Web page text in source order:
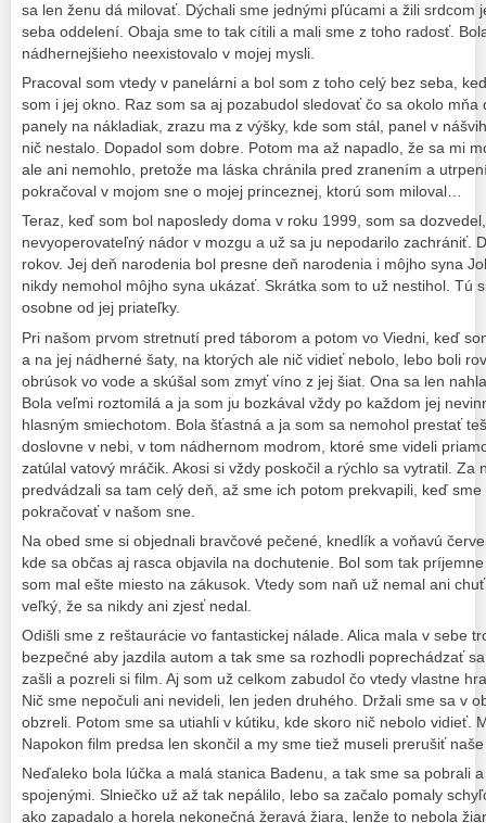
sa len ženu dá milovať. Dýchali sme jednými pľúcami a žili srdcom
seba oddelení. Obaja sme to tak cítili a mali sme z toho radosť.
nádhernejšieho neexistovalo v mojej mysli.
Pracoval som vtedy v panelárni a bol som z toho celý bez seba,
som i jej okno. Raz som sa aj pozabudol sledovať čo sa okolo mňa
panely na nákladiak, zrazu ma z výšky, kde som stál, panel v
nič nestalo. Dopadol som dobre. Potom ma až napadlo, že sa mi
ale ani nemohlo, pretože ma láska chránila pred zranením a
pokračoval v mojom sne o mojej princeznej, ktorú som miloval…
Teraz, keď som bol naposledy doma v roku 1999, som sa
nevyoperovateľný nádor v mozgu a už sa ju nepodarilo zachrániť.
rokov. Jej deň narodenia bol presne deň narodenia i môjho syna
nikdy nemohol môjho syna ukázať. Skrátka som to už nestihol. Tú
osobne od jej priateľky.
Pri našom prvom stretnutí pred táborom a potom vo Viedni, keď
a na jej nádherné šaty, na ktorých ale nič vidieť nebolo, lebo boli
obrúsok vo vode a skúšal som zmyť víno z jej šiat. Ona sa len
Bola veľmi roztomilá a ja som ju bozkával vždy po každom jej
hlasným smiechotom. Bola šťastná a ja som sa nemohol prestať
doslovne v nebi, v tom nádhernom modrom, ktoré sme videli
zatúlal vatový mráčik. Akosi si vždy poskočil a rýchlo sa vytratil.
predvádzali sa tam celý deň, až sme ich potom prekvapili, keď
pokračovať v našom sne.
Na obed sme si objednali bravčové pečené, knedlík a voňavú
kde sa občas aj rasca objavila na dochutenie. Bol som tak
som mal ešte miesto na zákusok. Vtedy som naň už nemal ani
veľký, že sa nikdy ani zjesť nedal.
Odišli sme z reštaurácie vo fantastickej nálade. Alica mala v sebe
bezpečné aby jazdila autom a tak sme sa rozhodli poprechádzať
zašli a pozreli si film. Aj som už celkom zabudol čo vtedy vlastne
Nič sme nepočuli ani nevideli, len jeden druhého. Držali sme sa v
obzreli. Potom sme sa utiahli v kútiku, kde skoro nič nebolo vidieť.
Napokon film predsa len skončil a my sme tiež museli prerušiť
Neďaleko bola lúčka a malá stanica Badenu, a tak sme sa pobrali
spojenými. Slniečko už až tak nepálilo, lebo sa začalo pomaly
ako zapadalo a horela nekonečná žeravá žiara, lenže to nebola